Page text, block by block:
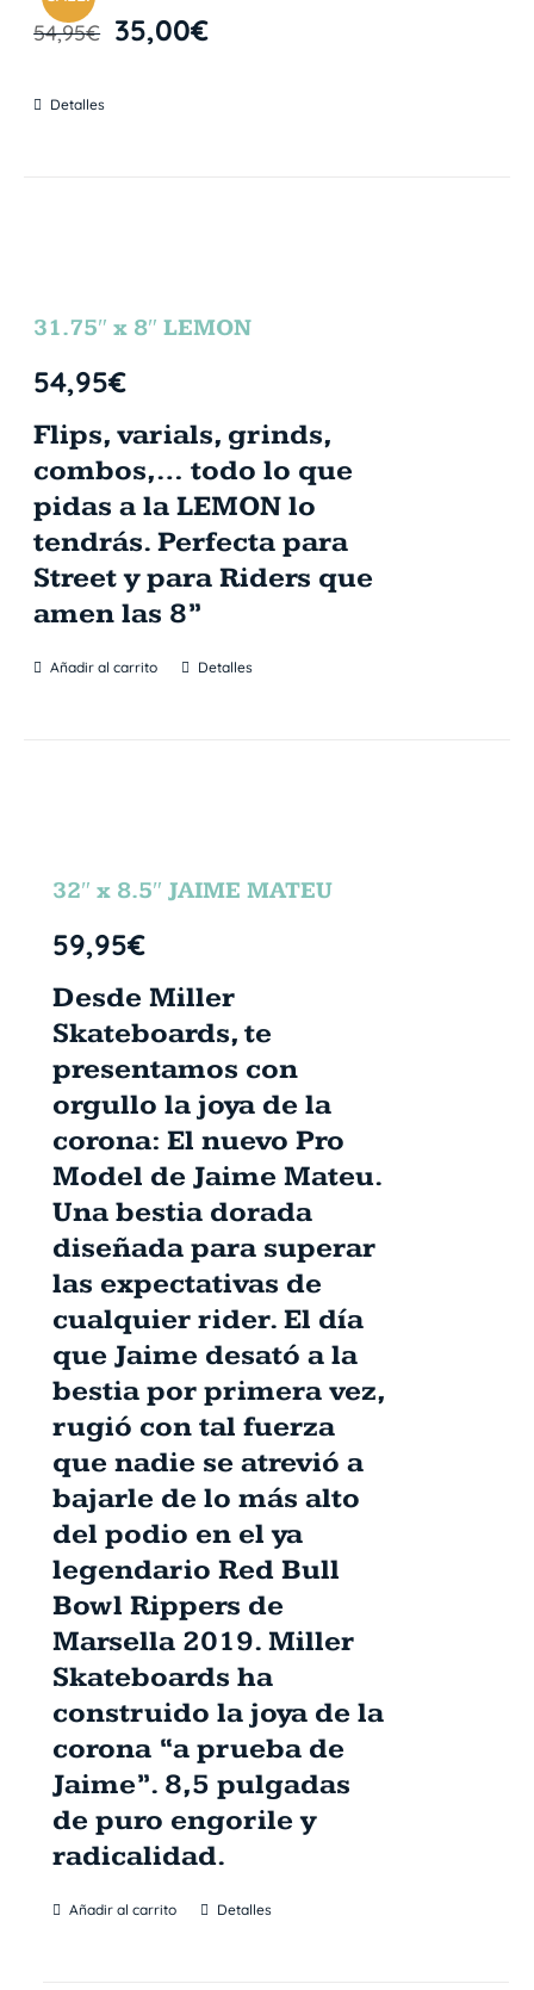
54,95€ 35,00€
Detalles
31.75″ x 8″ LEMON
54,95€
Flips, varials, grinds,
combos,… todo lo que
pidas a la LEMON lo
tendrás. Perfecta para
Street y para Riders que
amen las 8”
Añadir al carrito Detalles
32″ x 8.5″ JAIME MATEU
59,95€
Desde Miller
Skateboards, te
presentamos con
orgullo la joya de la
corona: El nuevo Pro
Model de Jaime Mateu.
Una bestia dorada
diseñada para superar
las expectativas de
cualquier rider. El día
que Jaime desató a la
bestia por primera vez,
rugió con tal fuerza
que nadie se atrevió a
bajarle de lo más alto
del podio en el ya
legendario Red Bull
Bowl Rippers de
Marsella 2019. Miller
Skateboards ha
construido la joya de la
corona “a prueba de
Jaime”. 8,5 pulgadas
de puro engorile y
radicalidad.
Añadir al carrito Detalles